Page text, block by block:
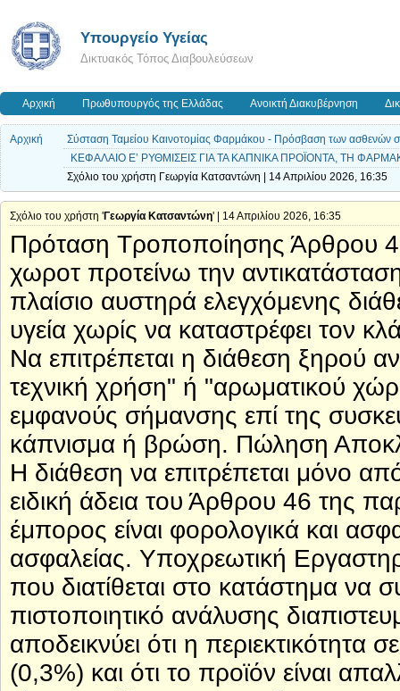
Υπουργείο Υγείας
Δικτυακός Τόπος Διαβουλεύσεων
Αρχική Πρωθυπουργός της Ελλάδας Ανοικτή Διακυβέρνηση
Αρχική
Σύσταση Ταμείου Καινοτομίας Φαρμάκου - Πρόσβαση των ασθενών σε
ΚΕΦΑΛΑΙΟ Ε’ ΡΥΘΜΙΣΕΙΣ ΓΙΑ ΤΑ ΚΑΠΝΙΚΑ ΠΡΟΪΟΝΤΑ, ΤΗ
Σχόλιο του χρήστη Γεωργία Κατσαντώνη | 14 Απριλίου 2026, 16:35
Σχόλιο του χρήστη 'Γεωργία Κατσαντώνη' | 14 Απριλίου 2026, 16:35
Πρόταση Τροποποίησης Άρθρου
χωροτ προτείνω την
πλαίσιο αυστηρά ελεγχόμενης
υγεία χωρίς να καταστρέφει τον
Να επιτρέπεται η διάθεση ξηρού
τεχνική χρήση" ή "αρωματικού
εμφανούς σήμανσης επί της
κάπνισμα ή βρώση. Πώληση
Η διάθεση να επιτρέπεται μόνο
ειδική άδεια του Άρθρου 46 της
έμπορος είναι φορολογικά και
ασφαλείας. Υποχρεωτική
που διατίθεται στο κατάστημα να
πιστοποιητικό ανάλυσης
αποδεικνύει ότι η περιεκτικότητα
(0,3%) και ότι το προϊόν είναι